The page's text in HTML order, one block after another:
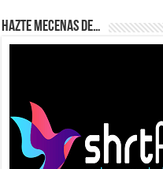
Hazte Mecenas de…